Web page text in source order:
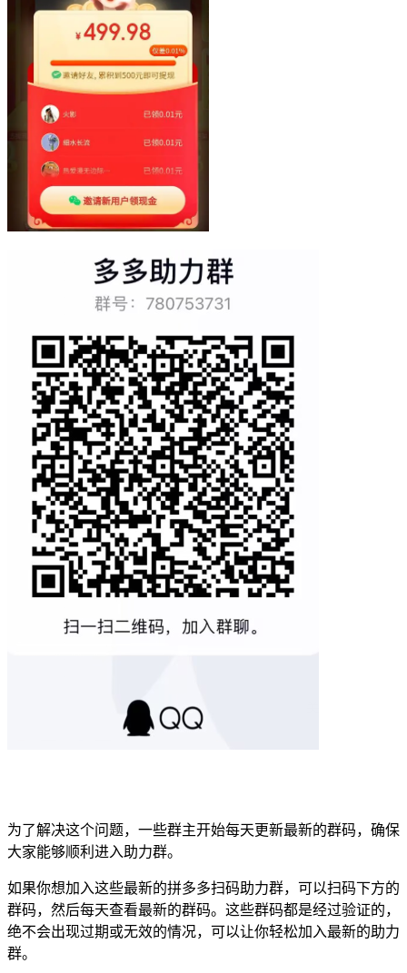
为了解决这个问题，一些群主开始每天更新最新的群码，确保
大家能够顺利进入助力群。
如果你想加入这些最新的拼多多扫码助力群，可以扫码下方的
群码，然后每天查看最新的群码。这些群码都是经过验证的，
绝不会出现过期或无效的情况，可以让你轻松加入最新的助力
群。